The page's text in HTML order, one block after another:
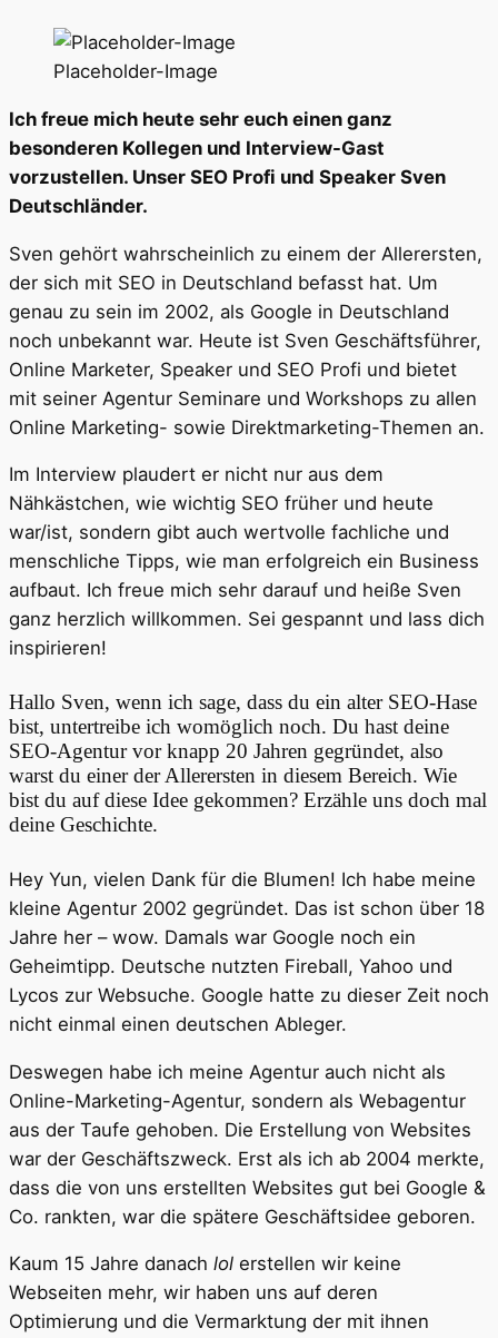
Placeholder-Image
Ich freue mich heute sehr euch einen ganz
besonderen Kollegen und Interview-Gast
vorzustellen. Unser SEO Profi und Speaker Sven
Deutschländer.
Sven gehört wahrscheinlich zu einem der Allerersten,
der sich mit SEO in Deutschland befasst hat. Um
genau zu sein im 2002, als Google in Deutschland
noch unbekannt war. Heute ist Sven Geschäftsführer,
Online Marketer, Speaker und SEO Profi und bietet
mit seiner Agentur Seminare und Workshops zu allen
Online Marketing- sowie Direktmarketing-Themen an.
Im Interview plaudert er nicht nur aus dem
Nähkästchen, wie wichtig SEO früher und heute
war/ist, sondern gibt auch wertvolle fachliche und
menschliche Tipps, wie man erfolgreich ein Business
aufbaut. Ich freue mich sehr darauf und heiße Sven
ganz herzlich willkommen. Sei gespannt und lass dich
inspirieren!
Hallo Sven, wenn ich sage, dass du ein alter SEO-Hase
bist, untertreibe ich womöglich noch. Du hast deine
SEO-Agentur vor knapp 20 Jahren gegründet, also
warst du einer der Allerersten in diesem Bereich. Wie
bist du auf diese Idee gekommen? Erzähle uns doch mal
deine Geschichte.
Hey Yun, vielen Dank für die Blumen! Ich habe meine
kleine Agentur 2002 gegründet. Das ist schon über 18
Jahre her – wow. Damals war Google noch ein
Geheimtipp. Deutsche nutzten Fireball, Yahoo und
Lycos zur Websuche. Google hatte zu dieser Zeit noch
nicht einmal einen deutschen Ableger.
Deswegen habe ich meine Agentur auch nicht als
Online-Marketing-Agentur, sondern als Webagentur
aus der Taufe gehoben. Die Erstellung von Websites
war der Geschäftszweck. Erst als ich ab 2004 merkte,
dass die von uns erstellten Websites gut bei Google &
Co. rankten, war die spätere Geschäftsidee geboren.
Kaum 15 Jahre danach lol erstellen wir keine
Webseiten mehr, wir haben uns auf deren
Optimierung und die Vermarktung der mit ihnen